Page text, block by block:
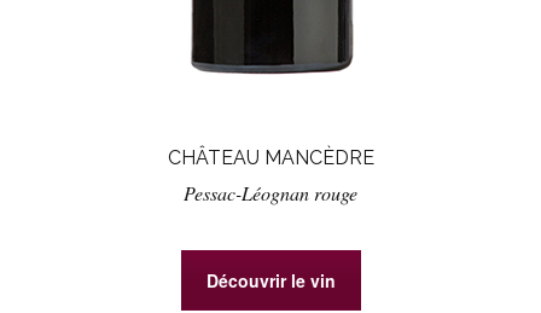
CHÂTEAU MANCÈDRE
Pessac-Léognan rouge
Découvrir le vin